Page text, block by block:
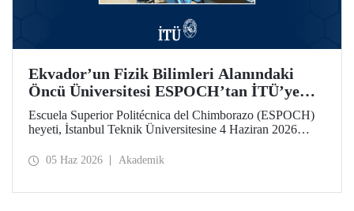
Ekvador’un Fizik Bilimleri Alanındaki
Öncü Üniversitesi ESPOCH’tan İTÜ’ye
Ziyaret
Escuela Superior Politécnica del Chimborazo (ESPOCH)
heyeti, İstanbul Teknik Üniversitesine 4 Haziran 2026
05 Haz 2026 Akademik